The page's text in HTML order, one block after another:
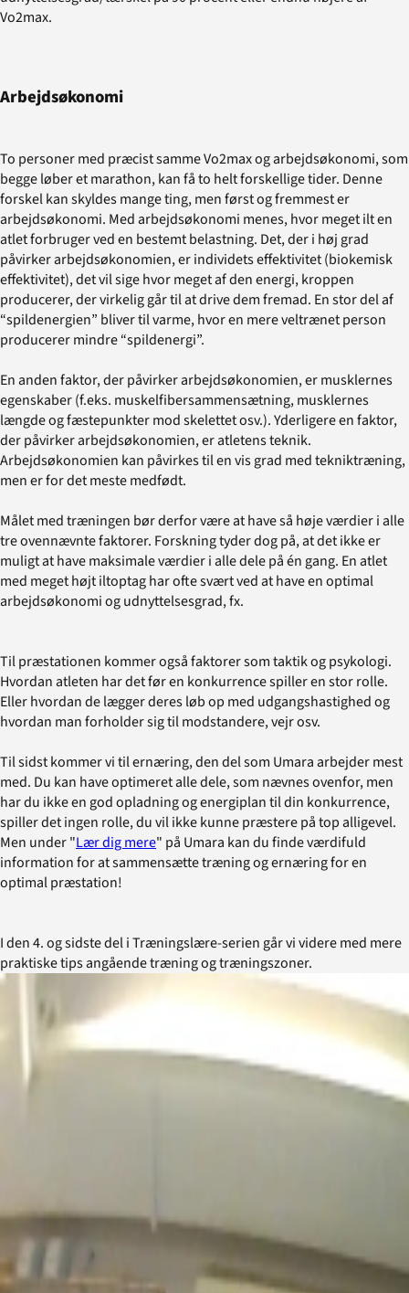
Vo2max.
Arbejdsøkonomi
To personer med præcist samme Vo2max og arbejdsøkonomi, som
begge løber et marathon, kan få to helt forskellige tider. Denne
forskel kan skyldes mange ting, men først og fremmest er
arbejdsøkonomi. Med arbejdsøkonomi menes, hvor meget ilt en
atlet forbruger ved en bestemt belastning. Det, der i høj grad
påvirker arbejdsøkonomien, er individets effektivitet (biokemisk
effektivitet), det vil sige hvor meget af den energi, kroppen
producerer, der virkelig går til at drive dem fremad. En stor del af
“spildenergien” bliver til varme, hvor en mere veltrænet person
producerer mindre “spildenergi”.
En anden faktor, der påvirker arbejdsøkonomien, er musklernes
egenskaber (f.eks. muskelfibersammensætning, musklernes
længde og fæstepunkter mod skelettet osv.). Yderligere en faktor,
der påvirker arbejdsøkonomien, er atletens teknik.
Arbejdsøkonomien kan påvirkes til en vis grad med tekniktræning,
men er for det meste medfødt.
Målet med træningen bør derfor være at have så høje værdier i alle
tre ovennævnte faktorer. Forskning tyder dog på, at det ikke er
muligt at have maksimale værdier i alle dele på én gang. En atlet
med meget højt iltoptag har ofte svært ved at have en optimal
arbejdsøkonomi og udnyttelsesgrad, fx.
Til præstationen kommer også faktorer som taktik og psykologi.
Hvordan atleten har det før en konkurrence spiller en stor rolle.
Eller hvordan de lægger deres løb op med udgangshastighed og
hvordan man forholder sig til modstandere, vejr osv.
Til sidst kommer vi til ernæring, den del som Umara arbejder mest
med. Du kan have optimeret alle dele, som nævnes ovenfor, men
har du ikke en god opladning og energiplan til din konkurrence,
spiller det ingen rolle, du vil ikke kunne præstere på top alligevel.
Men under "Lær dig mere" på Umara kan du finde værdifuld
information for at sammensætte træning og ernæring for en
optimal præstation!
I den 4. og sidste del i Træningslære-serien går vi videre med mere
praktiske tips angående træning og træningszoner.